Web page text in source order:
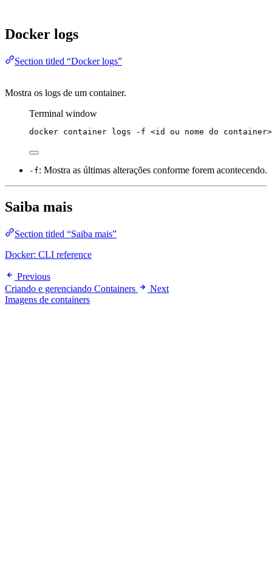
Docker logs
Section titled “Docker logs”
Mostra os logs de um container.
Terminal window
docker container logs -f <id ou nome do container>
-f: Mostra as últimas alterações conforme forem acontecendo.
Saiba mais
Section titled “Saiba mais”
Docker: CLI reference
Previous
Criando e gerenciando Containers
Next
Imagens de containers